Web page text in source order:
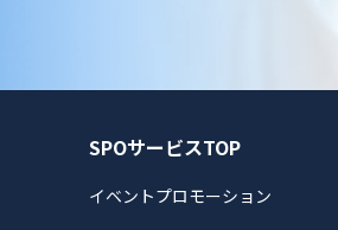
SPOサービスTOP
イベントプロモーション